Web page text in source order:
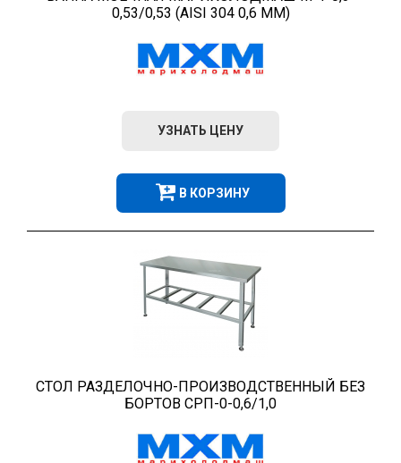
0,53/0,53 (AISI 304 0,6 ММ)
УЗНАТЬ ЦЕНУ
В КОРЗИНУ
СТОЛ РАЗДЕЛОЧНО-ПРОИЗВОДСТВЕННЫЙ БЕЗ
БОРТОВ СРП-0-0,6/1,0